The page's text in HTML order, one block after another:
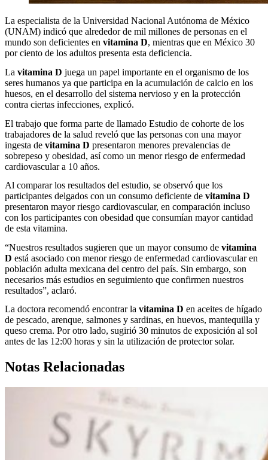
La especialista de la Universidad Nacional Autónoma de México
(UNAM) indicó que alrededor de mil millones de personas en el
mundo son deficientes en vitamina D, mientras que en México 30
por ciento de los adultos presenta esta deficiencia.
La vitamina D juega un papel importante en el organismo de los
seres humanos ya que participa en la acumulación de calcio en los
huesos, en el desarrollo del sistema nervioso y en la protección
contra ciertas infecciones, explicó.
El trabajo que forma parte de llamado Estudio de cohorte de los
trabajadores de la salud reveló que las personas con una mayor
ingesta de vitamina D presentaron menores prevalencias de
sobrepeso y obesidad, así como un menor riesgo de enfermedad
cardiovascular a 10 años.
Al comparar los resultados del estudio, se observó que los
participantes delgados con un consumo deficiente de vitamina D
presentaron mayor riesgo cardiovascular, en comparación incluso
con los participantes con obesidad que consumían mayor cantidad
de esta vitamina.
“Nuestros resultados sugieren que un mayor consumo de vitamina
D está asociado con menor riesgo de enfermedad cardiovascular en
población adulta mexicana del centro del país. Sin embargo, son
necesarios más estudios en seguimiento que confirmen nuestros
resultados”, aclaró.
La doctora recomendó encontrar la vitamina D en aceites de hígado
de pescado, arenque, salmones y sardinas, en huevos, mantequilla y
queso crema. Por otro lado, sugirió 30 minutos de exposición al sol
antes de las 12:00 horas y sin la utilización de protector solar.
Notas Relacionadas